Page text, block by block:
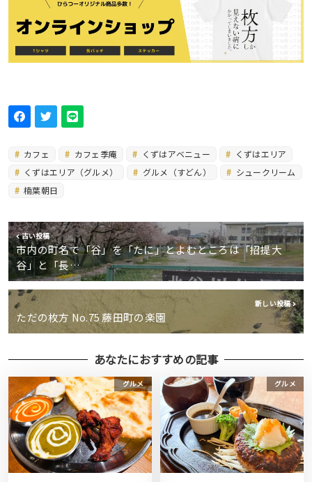
カフェ カフェ季庵 くずはアベニュー
くずはエリア
くずはエリア（グルメ）
グルメ（すどん）
シュークリーム
楠葉朝日
古い投稿
市内の町名で「谷」を「たに」とよむところは「招提大
谷」と「長…
新しい投稿
ただの枚方 No.75 藤田町の楽園
あなたにおすすめの記事
グルメ グルメ